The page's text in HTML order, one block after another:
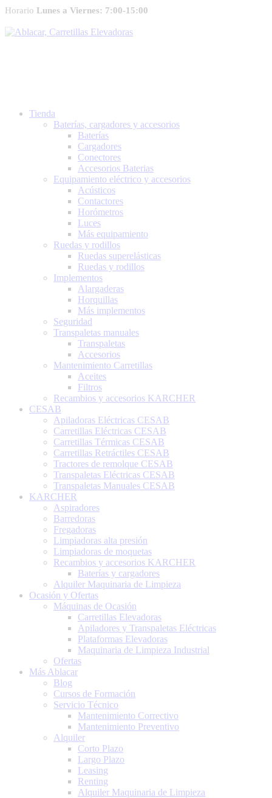
Horario Lunes a Viernes: 7:00-15:00
Tienda
Baterías, cargadores y accesorios
Baterías
Cargadores
Conectores
Accesorios Baterias
Equipamiento eléctrico y accesorios
Acústicos
Contactores
Horómetros
Luces
Más equipamiento
Ruedas y rodillos
Ruedas superelásticas
Ruedas y rodillos
Implementos
Alargaderas
Horquillas
Más implementos
Seguridad
Transpaletas manuales
Transpaletas
Accesorios
Mantenimiento Carretillas
Aceites
Filtros
Recambios y accesorios KARCHER
CESAB
Apiladoras Eléctricas CESAB
Carretillas Eléctricas CESAB
Carretillas Térmicas CESAB
Carretillas Retráctiles CESAB
Tractores de remolque CESAB
Transpaletas Eléctricas CESAB
Transpaletas Manuales CESAB
KARCHER
Aspiradores
Barredoras
Fregadoras
Limpiadoras alta presión
Limpiadoras de moquetas
Recambios y accesorios KARCHER
Baterías y cargadores
Alquiler Maquinaria de Limpieza
Ocasión y Ofertas
Máquinas de Ocasión
Carretillas Elevadoras
Apiladores y Transpaletas Eléctricas
Plataformas Elevadoras
Maquinaria de Limpieza Industrial
Ofertas
Más Ablacar
Blog
Cursos de Formación
Servicio Técnico
Mantenimiento Correctivo
Mantenimiento Preventivo
Alquiler
Corto Plazo
Largo Plazo
Leasing
Renting
Alquiler Maquinaria de Limpieza